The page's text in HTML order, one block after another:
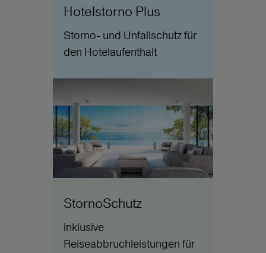
Hotelstorno Plus
Storno- und Unfallschutz für
den Hotelaufenthalt
StornoSchutz
inklusive
Reiseabbruchleistungen für